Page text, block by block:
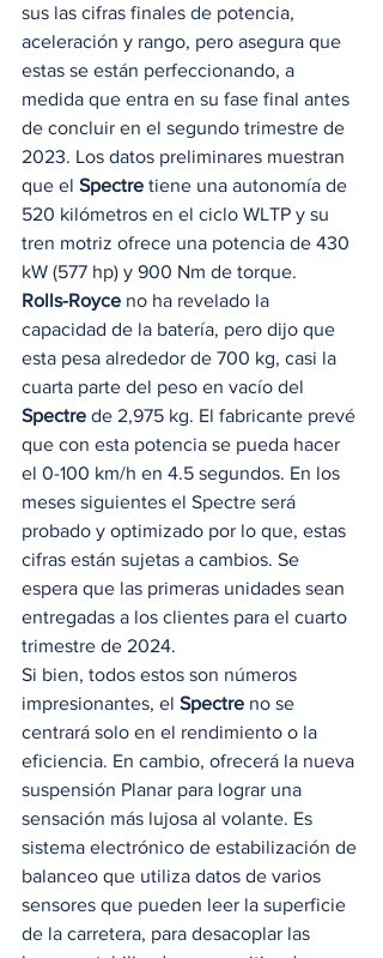
sus las cifras finales de potencia,
aceleración y rango, pero asegura que
estas se están perfeccionando, a
medida que entra en su fase final antes
de concluir en el segundo trimestre de
2023. Los datos preliminares muestran
que el Spectre tiene una autonomía de
520 kilómetros en el ciclo WLTP y su
tren motriz ofrece una potencia de 430
kW (577 hp) y 900 Nm de torque.
Rolls-Royce no ha revelado la
capacidad de la batería, pero dijo que
esta pesa alrededor de 700 kg, casi la
cuarta parte del peso en vacío del
Spectre de 2,975 kg. El fabricante prevé
que con esta potencia se pueda hacer
el 0-100 km/h en 4.5 segundos. En los
meses siguientes el Spectre será
probado y optimizado por lo que, estas
cifras están sujetas a cambios. Se
espera que las primeras unidades sean
entregadas a los clientes para el cuarto
trimestre de 2024.
Si bien, todos estos son números
impresionantes, el Spectre no se
centrará solo en el rendimiento o la
eficiencia. En cambio, ofrecerá la nueva
suspensión Planar para lograr una
sensación más lujosa al volante. Es
sistema electrónico de estabilización de
balanceo que utiliza datos de varios
sensores que pueden leer la superficie
de la carretera, para desacoplar las